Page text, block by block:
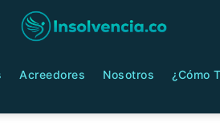
Acreedores Nosotros ¿Cómo